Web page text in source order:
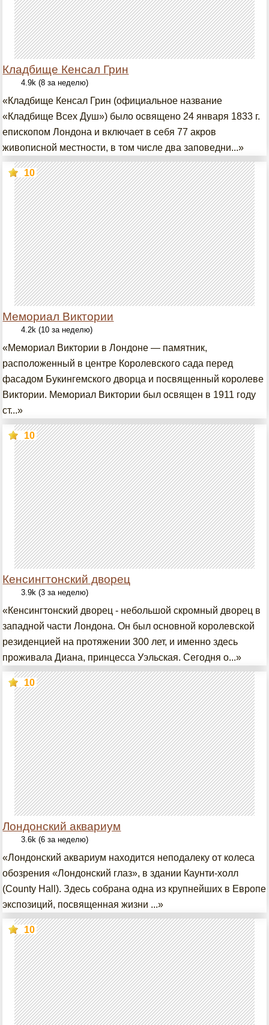
Кладбище Кенсал Грин
4.9k (8 за неделю)
«Кладбище Кенсал Грин (официальное название
«Кладбище Всех Душ») было освящено 24 января 1833 г.
епископом Лондона и включает в себя 77 акров
живописной местности, в том числе два заповедни...»
Мемориал Виктории
10
4.2k (10 за неделю)
«Мемориал Виктории в Лондоне — памятник,
расположенный в центре Королевского сада перед
фасадом Букингемского дворца и посвященный королеве
Виктории. Мемориал Виктории был освящен в 1911 году
ст...»
Кенсингтонский дворец
10
3.9k (3 за неделю)
«Кенсингтонский дворец - небольшой скромный дворец в
западной части Лондона. Он был основной королевской
резиденцией на протяжении 300 лет, и именно здесь
проживала Диана, принцесса Уэльская. Сегодня о...»
Лондонский аквариум
10
3.6k (6 за неделю)
«Лондонский аквариум находится неподалеку от колеса
обозрения «Лондонский глаз», в здании Каунти-холл
(County Hall). Здесь собрана одна из крупнейших в Европе
экспозиций, посвященная жизни ...»
10